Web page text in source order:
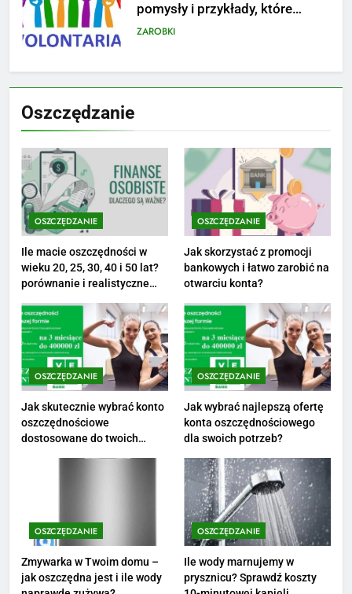
na narodziny dziecka: ile to
kosztuje i jak zaplanować
PORADY
8
1
Ile zarabia striptizer: poznaj
aktualne stawki męskiego
striptizera
ZAROBKI
2
Ile zarabia psycholog szkolny:
poznaj średnie zarobki na tym
stanowisku
ZAROBKI
3
Ile zarabia florysta — średnie
zarobki, dodatki i sposoby na
podwyżkę
ZAROBKI
Ile zarabia nauczyciel
matematyki: średnie zarobki,
dodatki i perspektywy
ZAROBKI
Oszczędzanie
OSZCZĘDZANIE
Ile macie oszczędności w
wieku 20, 25, 30, 40 i 50 lat?
porównanie i realistyczne
OSZCZĘDZANIE
Jak skorzystać z promocji
bankowych i łatwo zarobić na
otwarciu konta?
OSZCZĘDZANIE
Jak skutecznie wybrać konto
oszczędnościowe
dostosowane do twoich
OSZCZĘDZANIE
Jak wybrać najlepszą ofertę
konta oszczędnościowego
dla swoich potrzeb?
OSZCZĘDZANIE
Zmywarka w Twoim domu –
jak oszczędna jest i ile wody
OSZCZĘDZANIE
Ile wody marnujemy w
prysznicu? Sprawdź koszty